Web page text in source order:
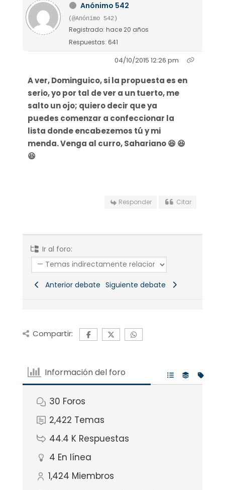
Anónimo 542
(@Anónimo 542)
Registrado: hace 20 años
Respuestas: 641
04/10/2015 12:26 pm
A ver, Dominguico, si la propuesta es en
serio, yo por tal de ver a un tuerto, me
salto un ojo; quiero decir que ya
puedes comenzar a confeccionar la
lista donde encabezemos tú y mi
menda. Venga al curro, Sahariano 😆 😆
😆
Responder Citar
Ir al foro:
Anterior debate Siguiente debate
Compartir:
Información del foro
30 Foros
2,422 Temas
44.4 K Respuestas
4 En línea
1,424 Miembros